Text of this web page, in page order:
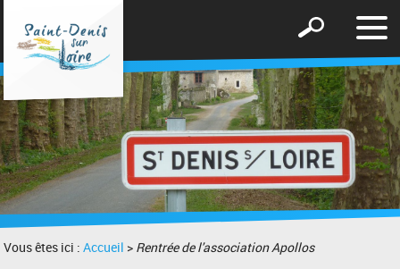
le
Afficher
formulaire
de
recherche
Vous êtes ici :Accueil > Rentrée de l'association Apollos